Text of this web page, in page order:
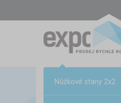
Nůžkové stany 2x2